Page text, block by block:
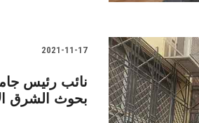
2021-11-17
نائب رئيس
بحوث الشرق